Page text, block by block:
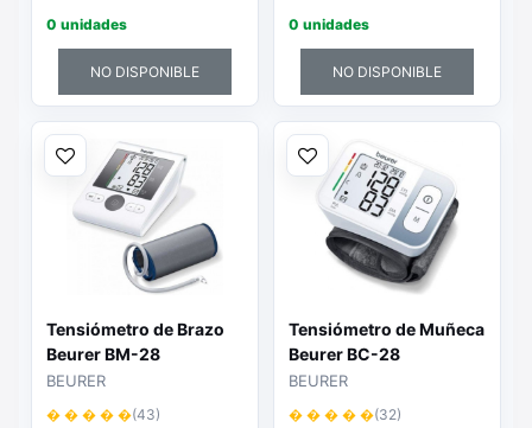
0 unidades
NO DISPONIBLE
0 unidades
NO DISPONIBLE
Tensiómetro de Brazo
Beurer BM-28
BEURER
� � � � �(43)
Tensiómetro de Muñeca
Beurer BC-28
BEURER
� � � � �(32)